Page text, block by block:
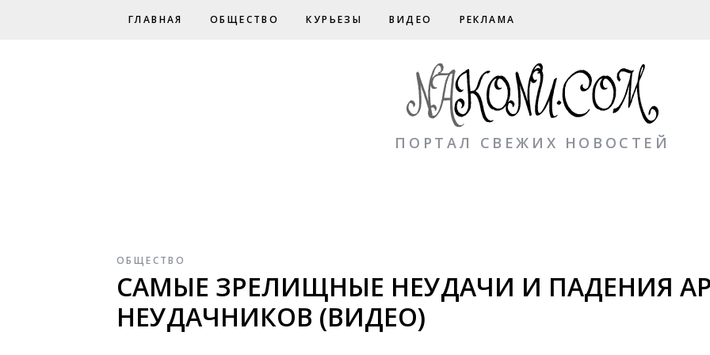
ГЛАВНАЯ ОБЩЕСТВО КУРЬЕЗЫ ВИДЕО РЕКЛАМА
ПОРТАЛ СВЕЖИХ НОВОСТЕЙ
ОБЩЕСТВО
САМЫЕ ЗРЕЛИЩНЫЕ НЕУДАЧИ И ПАДЕНИЯ
НЕУДАЧНИКОВ (ВИДЕО)